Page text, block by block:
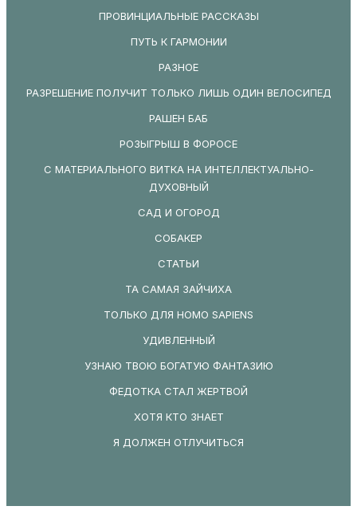
ПРОВИНЦИАЛЬНЫЕ РАССКАЗЫ
ПУТЬ К ГАРМОНИИ
РАЗНОЕ
РАЗРЕШЕНИЕ ПОЛУЧИТ ТОЛЬКО ЛИШЬ ОДИН ВЕЛОСИПЕД
РАШЕН БАБ
РОЗЫГРЫШ В ФОРОСЕ
С МАТЕРИАЛЬНОГО ВИТКА НА ИНТЕЛЛЕКТУАЛЬНО-
ДУХОВНЫЙ
САД И ОГОРОД
СОБАКЕР
СТАТЬИ
ТА САМАЯ ЗАЙЧИХА
ТОЛЬКО ДЛЯ HOMO SAPIENS
УДИВЛЕННЫЙ
УЗНАЮ ТВОЮ БОГАТУЮ ФАНТАЗИЮ
ФЕДОТКА СТАЛ ЖЕРТВОЙ
ХОТЯ КТО ЗНАЕТ
Я ДОЛЖЕН ОТЛУЧИТЬСЯ